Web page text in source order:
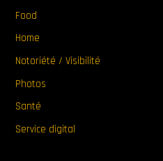
Food
Home
Notoriété / Visibilité
Photos
Santé
Service digital